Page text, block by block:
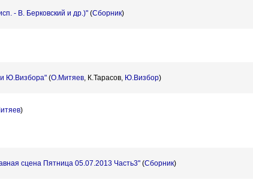
- В. Берковский и др.)" (Сборник)
Ю.Визбора" (О.Митяев, К.Тарасов, Ю.Визбор)
)
сцена Пятница 05.07.2013 Часть3" (Сборник)